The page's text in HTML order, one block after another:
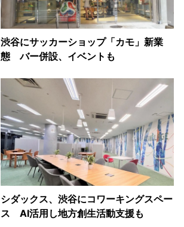
渋谷にサッカーショップ「カモ」新業
態 バー併設、イベントも
シダックス、渋谷にコワーキングスペー
ス AI活用し地方創生活動支援も